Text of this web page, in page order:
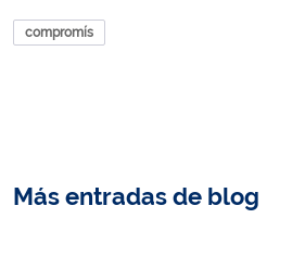
compromís
Más entradas de blog